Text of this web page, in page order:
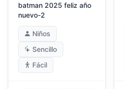
batman 2025 feliz año
nuevo-2
Niños
Sencillo
Fácil